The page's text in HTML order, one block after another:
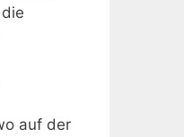
auf der